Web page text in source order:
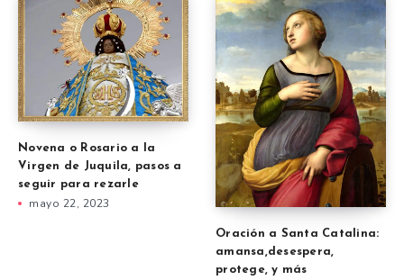
Novena o Rosario a la
Virgen de Juquila, pasos a
seguir para rezarle
mayo 22, 2023
Oración a Santa Catalina:
amansa,desespera,
protege, y más